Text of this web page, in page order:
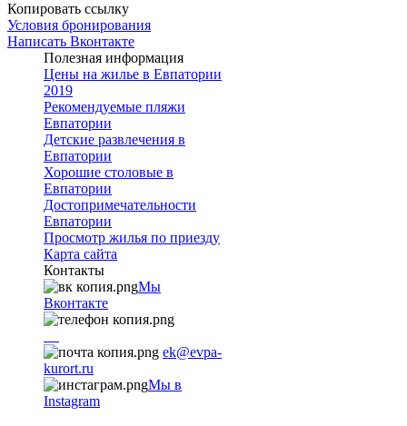
Копировать ссылку
Условия бронирования
Написать Вконтакте
Полезная информация
Цены на жилье в Евпатории
2019
Рекомендуемые пляжи
Евпатории
Детские развлечения в
Евпатории
Хорошие столовые в
Евпатории
Достопримечательности
Евпатории
Просмотр жилья по приезду
Карта сайта
Контакты
Мы
Вконтакте
ek@evpa-
kurort.ru
Мы в
Instagram